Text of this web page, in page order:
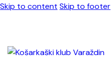
Skip to content Skip to footer